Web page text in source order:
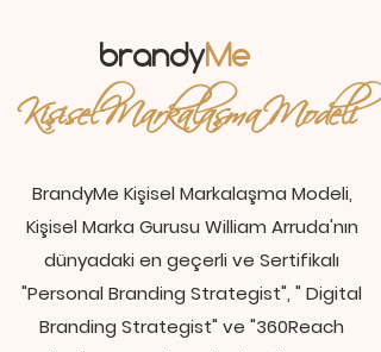
brandyMe
Kişisel Markalaşma Modeli
BrandyMe Kişisel Markalaşma Modeli,
Kişisel Marka Gurusu William Arruda'nın
dünyadaki en geçerli ve Sertifikalı
"Personal Branding Strategist", " Digital
Branding Strategist" ve "360Reach